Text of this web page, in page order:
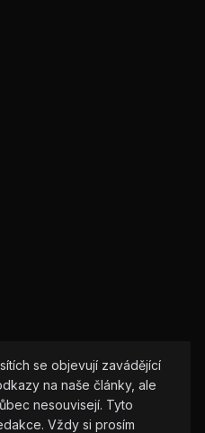
se objevují zavádějící
na naše články, ale
nesouvisejí. Tyto
Vždy si prosím